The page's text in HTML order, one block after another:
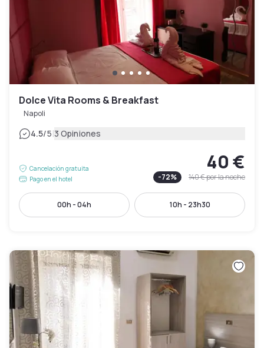
Dolce Vita Rooms & Breakfast
Napoli
4.5/5|3 Opiniones
Cancelación gratuita
Pago en el hotel
40 €
-72% 140 €por la noche
00h - 04h 10h - 23h30